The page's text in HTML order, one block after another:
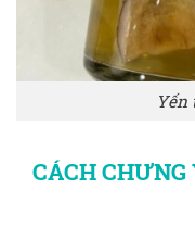
Yến
CÁCH CHƯNG